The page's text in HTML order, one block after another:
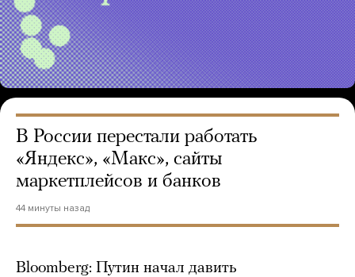
В России перестали работать
«Яндекс», «Макс», сайты
маркетплейсов и банков
44 минуты назад
Bloomberg: Путин начал давить